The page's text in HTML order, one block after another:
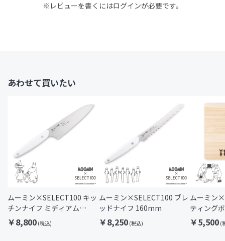
あわせて買いたい
ムーミン×SELECT100 キッ
チンナイフ ミディアム
145mm
￥8,800
ムーミン×SELECT100 ブレ
ッドナイフ 160mm
￥8,250
ムーミン
ティング
￥5,500
※レビューを書くにはログインが必要です。